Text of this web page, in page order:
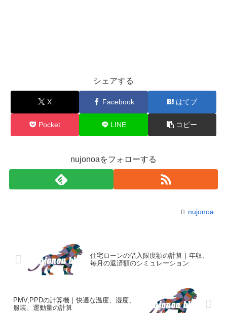
シェアする
X Facebook はてブ
Pocket LINE コピー
nujonoaをフォローする
nujonoa
住宅ローンの借入限度額の計算｜年収、
毎月の返済額のシミュレーション
PMV,PPDの計算機｜快適な温度、湿度、
服装、運動量の計算